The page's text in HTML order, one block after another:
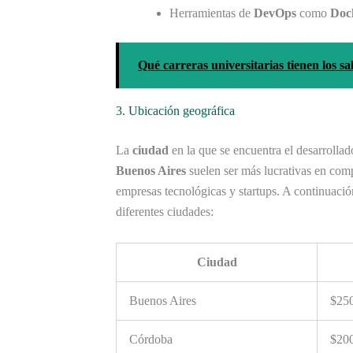
Herramientas de DevOps como
Qué carreras universitarias tienen los
3. Ubicación geográfica
La ciudad en la que se encuentra el
Buenos Aires suelen ser más lucrativas en
empresas tecnológicas y startups. A
diferentes ciudades:
Ciudad
Buenos Aires
Córdoba